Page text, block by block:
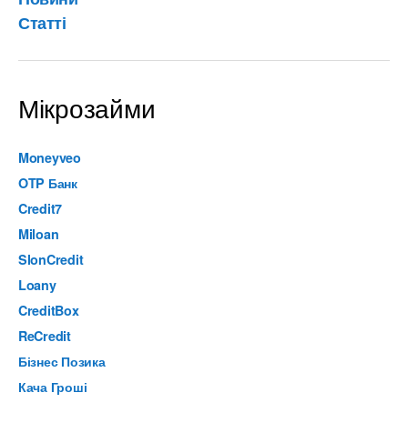
Статті
Мікрозайми
Moneyveo
OTP Банк
Credit7
Miloan
SlonCredit
Loany
CreditBox
ReCredit
Бізнес Позика
Кача Гроші